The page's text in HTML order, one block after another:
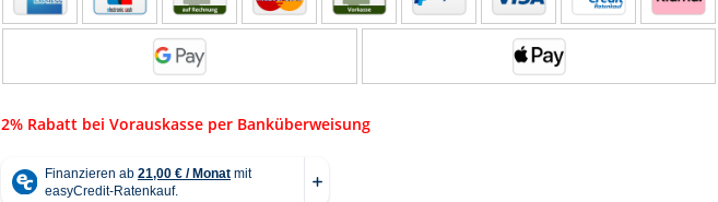
2% Rabatt bei Vorauskasse per Banküberweisung